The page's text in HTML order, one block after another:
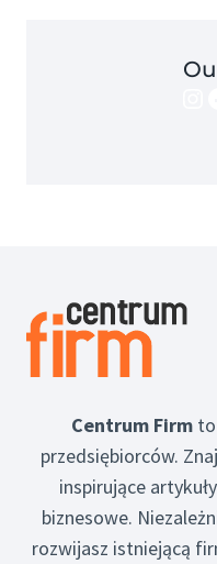
Centrum Firm
przedsiębiorców.
inspirujące
biznesowe.
rozwijasz istniejącą